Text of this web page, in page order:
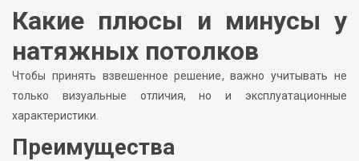
Какие плюсы и минусы у
натяжных потолков
Чтобы принять взвешенное решение, важно учитывать не
только визуальные отличия, но и эксплуатационные
характеристики.
Преимущества